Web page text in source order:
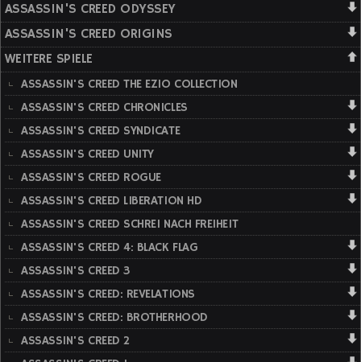
ASSASSIN'S CREED ODYSSEY
ASSASSIN'S CREED ORIGINS
WEITERE SPIELE
ASSASSIN'S CREED THE EZIO COLLECTION
ASSASSIN'S CREED CHRONICLES
ASSASSIN'S CREED SYNDICATE
ASSASSIN'S CREED UNITY
ASSASSIN'S CREED ROGUE
ASSASSIN'S CREED LIBERATION HD
ASSASSIN'S CREED SCHREI NACH FREIHEIT
ASSASSIN'S CREED 4: BLACK FLAG
ASSASSIN'S CREED 3
ASSASSIN'S CREED: REVELATIONS
ASSASSIN'S CREED: BROTHERHOOD
ASSASSIN'S CREED 2